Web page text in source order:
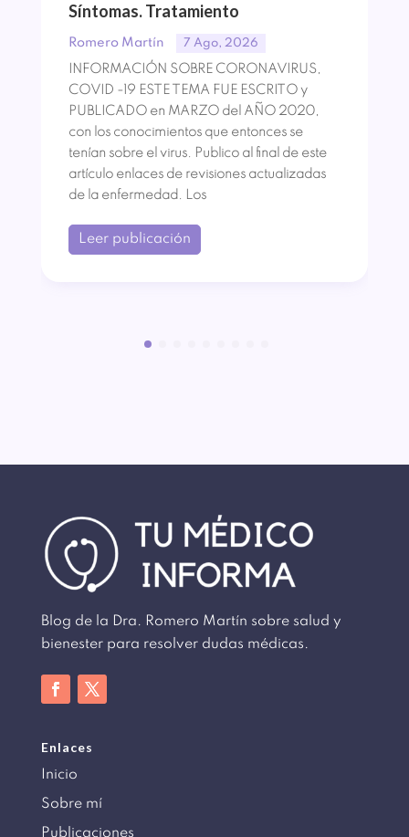
Síntomas. Tratamiento
Romero Martín 7 Ago, 2026
INFORMACIÓN SOBRE CORONAVIRUS,
COVID -19 ESTE TEMA FUE ESCRITO y
PUBLICADO en MARZO del AÑO 2020,
con los conocimientos que entonces se
tenían sobre el virus. Publico al final de este
artículo enlaces de revisiones actualizadas
de la enfermedad. Los
Leer publicación
Blog de la Dra. Romero Martín sobre salud y
bienester para resolver dudas médicas.
Enlaces
Inicio
Sobre mí
Publicaciones